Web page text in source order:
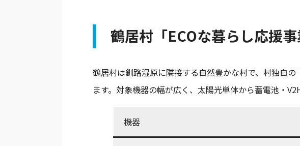
鶴居村「ECOな暮らし応援
鶴居村は釧路湿原に隣接する自然豊かな村で、村独自の
ます。対象機器の幅が広く、太陽光単体から蓄電池・
機器